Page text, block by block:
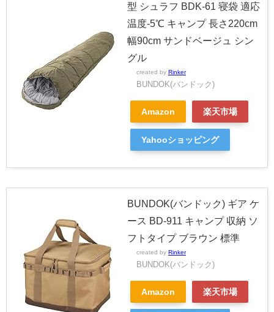
型 シュラフ BDK-61 寝袋 適応
温度-5℃ キャンプ 長さ220cm
幅90cm サンドベージュ シン
グル
created by Rinker
BUNDOK(バンドック)
Amazon 楽天市場
Yahooショッピング
BUNDOK(バンドック) ギア ケ
ース BD-911 キャンプ 収納 ソ
フトタイプ ブラウン 標準
created by Rinker
BUNDOK(バンドック)
Amazon 楽天市場